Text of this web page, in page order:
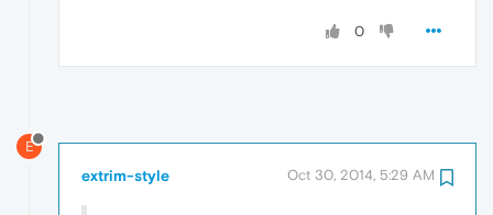
0
E
extrim-style Oct 30, 2014, 5:29 AM